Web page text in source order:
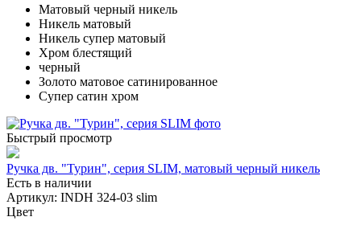
Матовый черный никель
Никель матовый
Никель супер матовый
Хром блестящий
черный
Золото матовое сатинированное
Супер сатин хром
Быстрый просмотр
Ручка дв. "Турин", серия SLIM, матовый черный никель
Есть в наличии
Артикул: INDH 324-03 slim
Цвет